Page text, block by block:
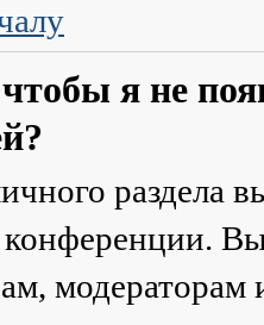
я не
раздела
.